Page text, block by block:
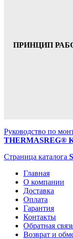
ПРИНЦИП
Руководство по
THERMASREG®
Страница каталога
Главная
О компании
Доставка
Оплата
Гарантия
Контакты
Обратная
Возврат и